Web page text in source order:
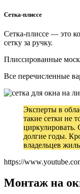
Сетка-плиссе
Сетка-плиссе — это
сетку за ручку.
Плиссированные
Все перечисленные
Эксперты в
такие сетки не
циркулировать.
долгие годы.
владельцев
https://
Монтаж на